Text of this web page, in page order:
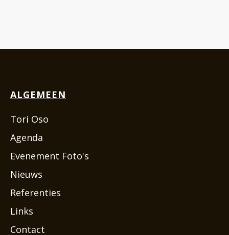
ALGEMEEN
Tori Oso
Agenda
Evenement Foto's
Nieuws
Referenties
Links
Contact